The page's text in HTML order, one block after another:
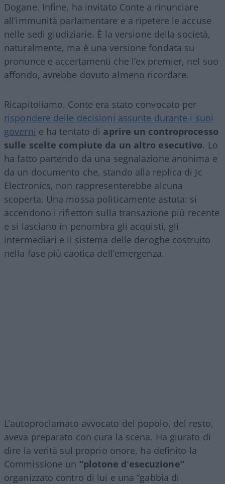
Dogane. Infine, ha invitato Conte a rinunciare
all’immunità parlamentare e a ripetere le accuse
nelle sedi giudiziarie. È la versione della società,
naturalmente, ma è una versione fondata su
pronunce e accertamenti che l’ex premier, nel suo
affondo, avrebbe dovuto almeno ricordare.
Ricapitoliamo. Conte era stato convocato per
rispondere delle decisioni assunte durante i suoi
governi e ha tentato di aprire un controprocesso
sulle scelte compiute da un altro esecutivo. Lo
ha fatto partendo da una segnalazione anonima e
da un documento che, stando alla replica di Jc
Electronics, non rappresenterebbe alcuna
scoperta. Una mossa politicamente astuta: si
accendono i riflettori sulla transazione più recente
e si lasciano in penombra gli acquisti, gli
intermediari e il sistema delle deroghe costruito
nella fase più caotica dell’emergenza.
L’autoproclamato avvocato del popolo, del resto,
aveva preparato con cura la scena. Ha giurato di
dire la verità sul proprio onore, ha definito la
Commissione un “plotone d’esecuzione”
organizzato contro di lui e una “gabbia di